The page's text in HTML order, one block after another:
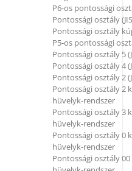
P6-os pontossági
Pontossági osztály
Pontossági osztály
P5-os pontossági
Pontossági osztály 5
Pontossági osztály 4
Pontossági osztály 2
Pontossági osztály 2
hüvelyk-rendszer
Pontossági osztály 3
hüvelyk-rendszer
Pontossági osztály 0
hüvelyk-rendszer
Pontossági osztály